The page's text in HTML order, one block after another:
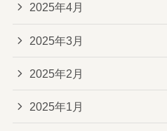
2025年4月
2025年3月
2025年2月
2025年1月